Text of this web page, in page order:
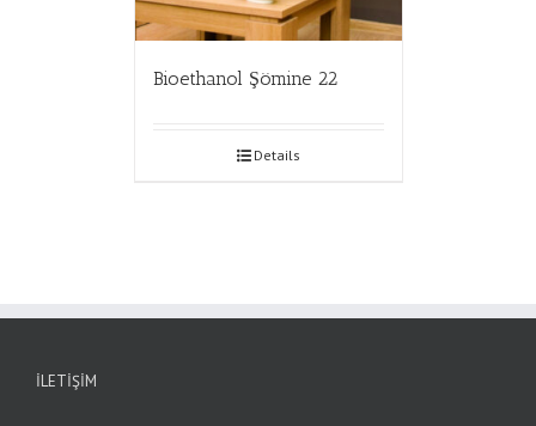
Bioethanol Şömine 22
Details
İLETIŞIM